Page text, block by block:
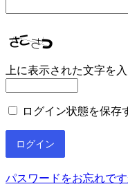
上に表示された文字を
ログイン状態を保存
パスワードをお忘れで